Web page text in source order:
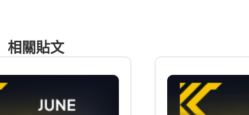
相關貼文